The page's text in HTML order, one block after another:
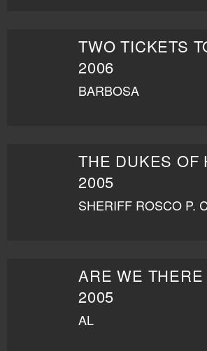
2006
BARBOSA
2005
SHERIFF ROSCO P.
ARE WE
2005
AL